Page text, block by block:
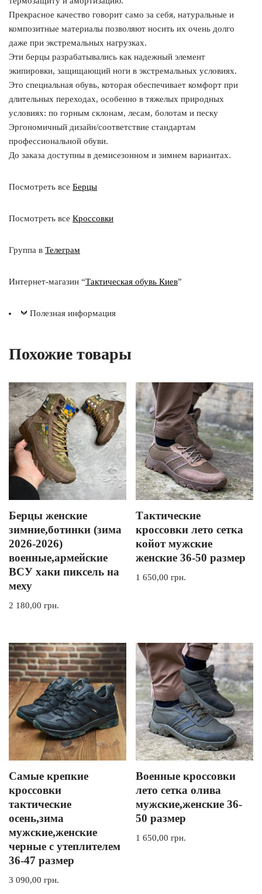
Прекрасное качество говорит само за себя, натуральные и
композитные материалы позволяют носить их очень долго
даже при экстремальных нагрузках.
Эти берцы разрабатывались как надежный элемент
экипировки, защищающий ноги в экстремальных условиях.
Это специальная обувь, которая обеспечивает комфорт при
длительных переходах, особенно в тяжелых природных
условиях: по горным склонам, лесам, болотам и песку
Эргономичный дизайн/соответствие стандартам
профессиональной обуви.
До заказа доступны в демисезонном и зимнем вариантах.
Посмотреть все Берцы
Посмотреть все Кроссовки
Группа в Телеграм
Интернет-магазин “Тактическая обувь Киев”
Полезная информация
Похожие товары
Берцы женские
зимние,ботинки (зима
2026-2026)
военные,армейские
ВСУ хаки пиксель на
меху
2 180,00 грн.
Тактические
кроссовки лето сетка
койот мужские
женские 36-50 размер
1 650,00грн.
Самые крепкие
кроссовки
тактические
осень,зима
мужские,женские
черные с утеплителем
36-47 размер
3 090,00 грн.
Военные кроссовки
лето сетка олива
мужские,женские 36-
50 размер
1 650,00грн.